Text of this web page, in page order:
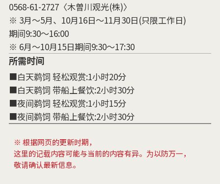
0568-61-2727〈木曽川观光(株)〉
※ 3月～5月、10月16日～11月30日(只限工作日)
期间9:30～16:00
※ 6月～10月15日期间9:30～17:30
所需时间
■白天鹈饲 轻松观赏:1小时20分
■白天鹈饲 带船上餐饮:2小时30分
■夜间鹈饲 轻松观赏:1小时15分
■夜间鹈饲 带船上餐饮:2小时30分
※ 根据网页的更新时期，
这里的记载内容可能与当前的内容有异。为以防万一，
敬请确认最新信息。